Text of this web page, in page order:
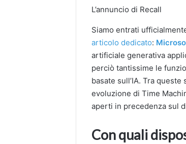
L’annuncio di Recall
Siamo entrati
articolo dedicato:
artificiale generativa
perciò tantissime le
basate sull’IA. Tra
evoluzione di Time
aperti in precedenza sul
Con quali